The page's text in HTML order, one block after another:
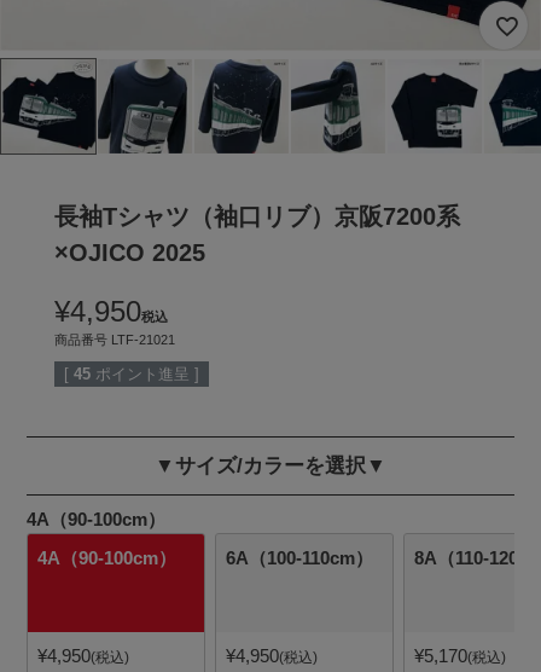
長袖Tシャツ（袖口リブ）京阪7200系
×OJICO 2025
¥4,950税込
商品番号 LTF-21021
[ 45 ポイント進呈 ]
▼サイズ/カラーを選択▼
4A（90-100cm）
4A（90-100cm）
¥4,950 税込
6A（100-110cm）
¥4,950 税込
8A（110-
¥5,170 税込